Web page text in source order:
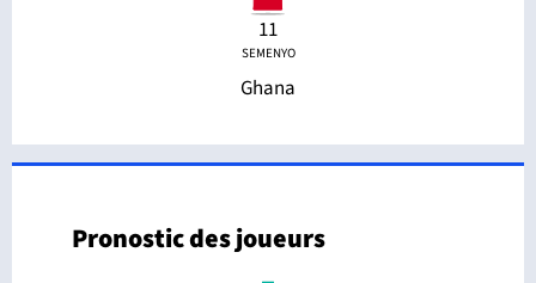
11
SEMENYO
Ghana
Pronostic des joueurs